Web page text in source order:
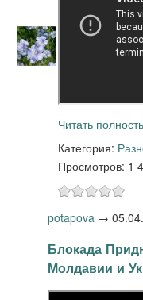
Читать
Категория:
Просмотров: 1
potapova →
Блокада
Молдавии и